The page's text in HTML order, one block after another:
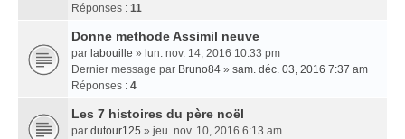
Réponses : 11
Donne methode Assimil neuve
par labouille » lun. nov. 14, 2016 10:33 pm
Dernier message par Bruno84 » sam. déc. 03, 2016 7:37 am
Réponses : 4
Les 7 histoires du père noël
par dutour125 » jeu. nov. 10, 2016 6:13 am